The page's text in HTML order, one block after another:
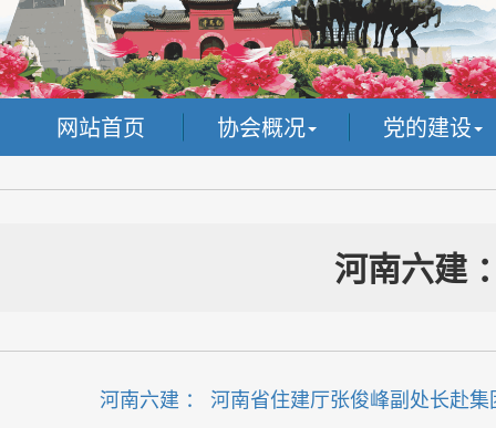
网站首页 协会概况 党的建设
河南六建
河南六建 ： 河南省住建厅张俊峰副处长赴